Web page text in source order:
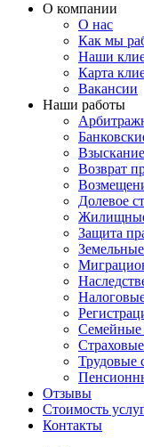
О компании
О нас
Как мы
Наши
Карта
Вакансии
Наши работы
Возврат
Долевое
Защита
Семейные
Трудовые
Отзывы
Стоимость
Контакты